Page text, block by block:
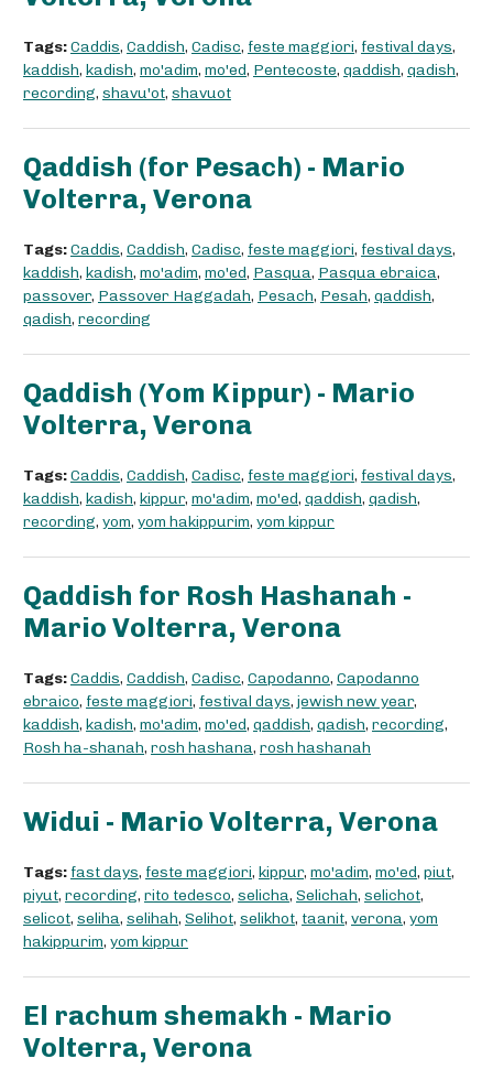
Tags:Caddis, Caddish, Cadisc, feste maggiori, festival days,
kaddish, kadish, mo'adim, mo'ed, Pentecoste, qaddish, qadish,
recording, shavu'ot, shavuot
Qaddish (for Pesach) - Mario
Volterra, Verona
Tags:Caddis, Caddish, Cadisc, feste maggiori, festival days,
kaddish, kadish, mo'adim, mo'ed, Pasqua, Pasqua ebraica,
passover, Passover Haggadah, Pesach, Pesah, qaddish,
qadish, recording
Qaddish (Yom Kippur) - Mario
Volterra, Verona
Tags:Caddis, Caddish, Cadisc, feste maggiori, festival days,
kaddish, kadish, kippur, mo'adim, mo'ed, qaddish, qadish,
recording, yom, yom hakippurim, yom kippur
Qaddish for Rosh Hashanah -
Mario Volterra, Verona
Tags:Caddis, Caddish, Cadisc, Capodanno, Capodanno
ebraico, feste maggiori, festival days, jewish new year,
kaddish, kadish, mo'adim, mo'ed, qaddish, qadish, recording,
Rosh ha-shanah, rosh hashana, rosh hashanah
Widui - Mario Volterra, Verona
Tags: fast days, feste maggiori, kippur, mo'adim, mo'ed, piut,
piyut, recording, rito tedesco, selicha, Selichah, selichot,
selicot, seliha, selihah, Selihot, selikhot, taanit, verona, yom
hakippurim, yom kippur
El rachum shemakh - Mario
Volterra, Verona